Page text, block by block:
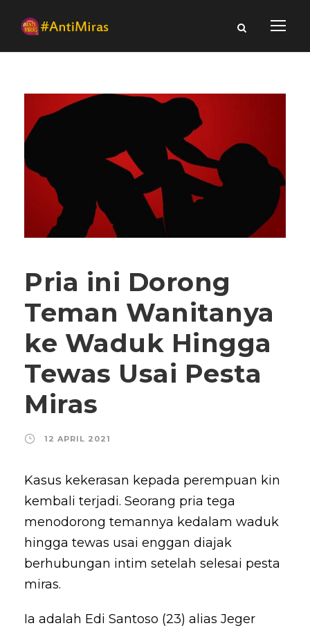
Pria ini Dorong
Teman Wanitanya
ke Waduk Hingga
Tewas Usai Pesta
Miras
12 APRIL 2021
Kasus kekerasan kepada perempuan kin
kembali terjadi. Seorang pria tega
menodorong temannya kedalam waduk
hingga tewas usai enggan diajak
berhubungan intim setelah selesai pesta
miras.
Ia adalah Edi Santoso (23) alias Jeger